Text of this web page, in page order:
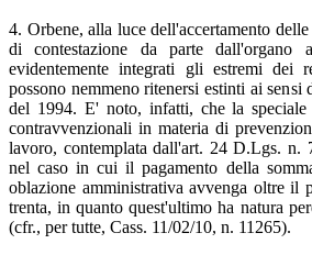
4. Orbene, alla luce dell'accertamento
di contestazione da parte dall'organo
evidentemente integrati gli estremi dei
possono nemmeno ritenersi estinti ai sensi
del 1994. E' noto, infatti, che la speciale
contravvenzionali in materia di
lavoro, contemplata dall'art. 24 D.Lgs. n.
nel caso in cui il pagamento della
oblazione amministrativa avvenga oltre il
trenta, in quanto quest'ultimo ha natura
(cfr., per tutte, Cass. 11/02/10, n. 11265).